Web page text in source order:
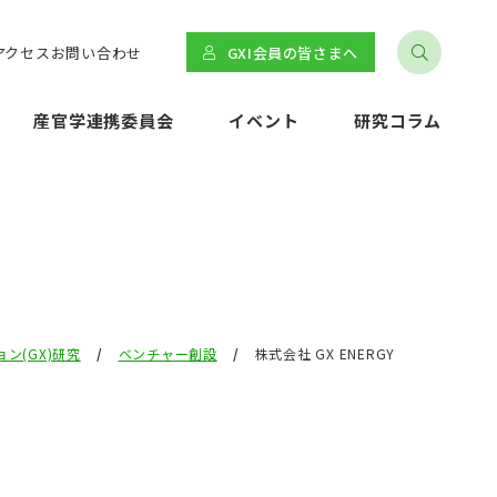
産官学連携委員会 イベント 研究コラム
クセス お問い合わせ GXI会員の皆さまへ
ン(GX)研究 ベンチャー創設 株式会社 GX ENERGY